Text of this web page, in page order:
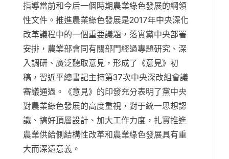
指導當前和今后一個時期農業綠色發展的綱領
性文件。推進農業綠色發展是2017年中央深化
改革議程中的一個重要議題，落實黨中央部署
安排，農業部會同有關部門經過專題研究、深
入調研、廣泛聽取意見，形成了《意見》初
稿，習近平總書記主持第37次中央深改組會議
審議通過。《意見》的印發充分表明了黨中央
對農業綠色發展的高度重視，對于統一思想認
識、搞好頂層設計、加大工作力度，扎實推進
農業供給側結構性改革和農業綠色發展具有重
大而深遠意義。